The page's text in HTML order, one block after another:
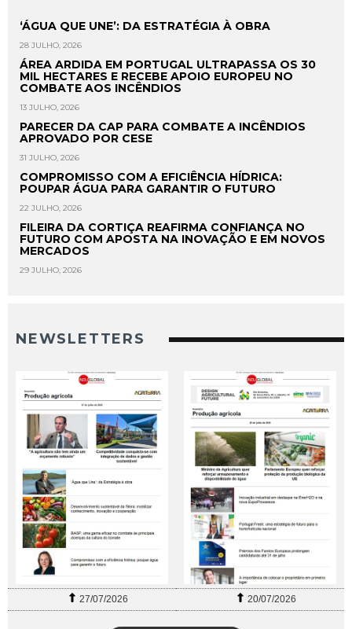
‘ÁGUA QUE UNE’: DA ESTRATÉGIA À OBRA
28 JULHO, 2026
ÁREA ARDIDA EM PORTUGAL ULTRAPASSA OS 30
MIL HECTARES E RECEBE APOIO EUROPEU NO
COMBATE AOS INCÊNDIOS
13 JULHO, 2026
PARECER DA CAP PARA COMBATE A INCÊNDIOS
APROVADO POR CESE
31 JULHO, 2026
COMPROMISSO COM A EFICIÊNCIA HÍDRICA:
POUPAR ÁGUA PARA GARANTIR O FUTURO
22 JULHO, 2026
FILEIRA DA CORTIÇA REAFIRMA CONFIANÇA NO
FUTURO COM APOSTA NA INOVAÇÃO E EM NOVOS
MERCADOS
29 JULHO, 2026
NEWSLETTERS
27/07/2026 20/07/2026